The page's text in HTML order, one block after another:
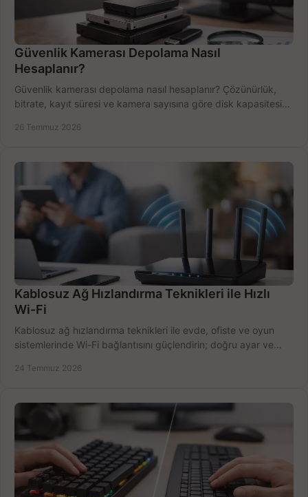
Güvenlik Kamerası Depolama Nasıl
Hesaplanır?
Güvenlik kamerası depolama nasıl hesaplanır? Çözünürlük,
bitrate, kayıt süresi ve kamera sayısına göre disk kapasitesini
26 Temmuz 2026
Kablosuz Ağ Hızlandırma Teknikleri ile Hızlı
Wi-Fi
Kablosuz ağ hızlandırma teknikleri ile evde, ofiste ve oyun
sistemlerinde Wi-Fi bağlantısını güçlendirin; doğru ayar ve
24 Temmuz 2026